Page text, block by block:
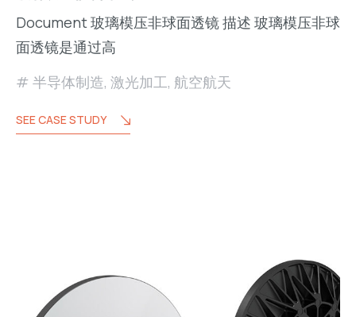
Document 玻璃模压非球面透镜 描述 玻璃模压非球
面透镜是通过高
半导体制造, 激光加工, 航空航天
SEE CASE STUDY